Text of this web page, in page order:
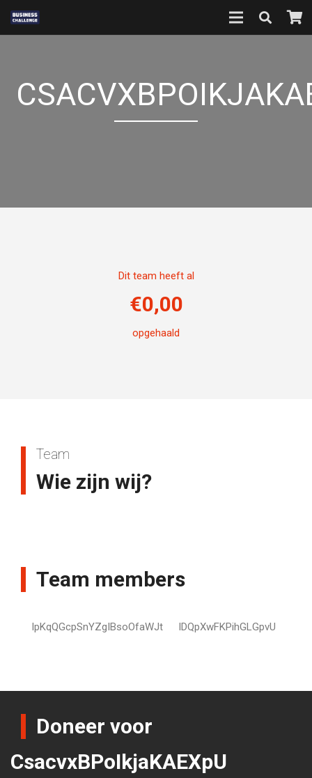
Dit team heeft al
€0,00
opgehaald
Team
Wie zijn wij?
Team members
IpKqQGcpSnYZgIBsoOfaWJt lDQpXwFKPihGLGpvU
Doneer voor
CsacvxBPoIkjaKAEXpU